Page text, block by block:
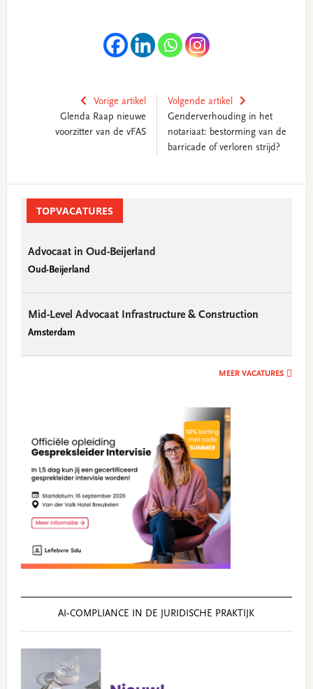
Vorige artikel
Glenda Raap nieuwe
voorzitter van de vFAS
Volgende artikel
Genderverhouding in het
notariaat: bestorming van de
barricade of verloren strijd?
SidebarTOPVACATURES
Advocaat in Oud-Beijerland
Oud-Beijerland
Mid-Level Advocaat Infrastructure & Construction
Amsterdam
MEER VACATURES
AI‑COMPLIANCE IN DE JURIDISCHE PRAKTIJK